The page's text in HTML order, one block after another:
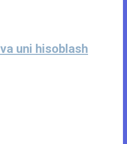
uni hisoblash